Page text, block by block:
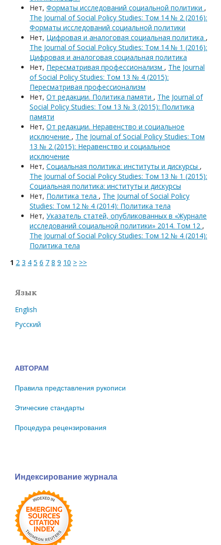
Нет, Форматы исследований социальной политики ,
The Journal of Social Policy Studies: Том 14 № 2 (2016):
Форматы исследований социальной политики
Нет, Цифровая и аналоговая социальная политика ,
The Journal of Social Policy Studies: Том 14 № 1 (2016):
Цифровая и аналоговая социальная политика
Нет, Пересматривая профессионализм , The Journal
of Social Policy Studies: Том 13 № 4 (2015):
Пересматривая профессионализм
Нет, От редакции. Политика памяти , The Journal of
Social Policy Studies: Том 13 № 3 (2015): Политика
памяти
Нет, От редакции. Неравенство и социальное
исключение , The Journal of Social Policy Studies: Том
13 № 2 (2015): Неравенство и социальное
исключение
Нет, Социальная политика: институты и дискурсы ,
The Journal of Social Policy Studies: Том 13 № 1 (2015):
Социальная политика: институты и дискурсы
Нет, Политика тела , The Journal of Social Policy
Studies: Том 12 № 4 (2014): Политика тела
Нет, Указатель статей, опубликованных в «Журнале
исследований социальной политики» 2014. Том 12 ,
The Journal of Social Policy Studies: Том 12 № 4 (2014):
Политика тела
1 2 3 4 5 6 7 8 9 10 > >>
Язык
English
Русский
АВТОРАМ
Правила представления рукописи
Этические стандарты
Процедура рецензирования
Индексирование журнала